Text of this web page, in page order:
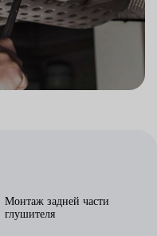
Монтаж задней части
глушителя